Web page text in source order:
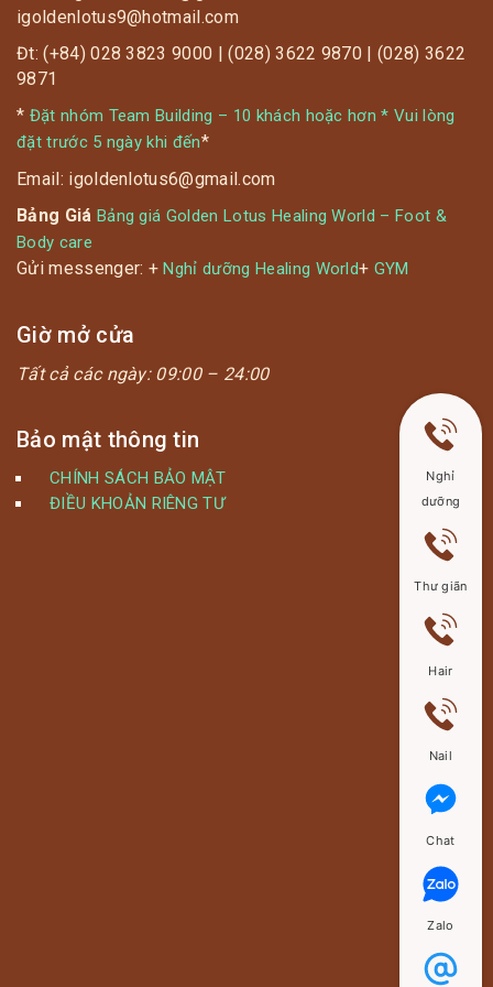
bang là phòng trong tiếng Hàn. Đây là hình thức tắm
xông hơi công cộng khá phổ biến với người dân xứ
kim chi và cả du khách nước ngoài.
igoldenlotus9@hotmail.com
Đt: (+84) 028 3823 9000 | (028) 3622 9870 | (028) 3622
9871
* Đặt nhóm Team Building – 10 khách hoặc hơn * Vui lòng
đặt trước 5 ngày khi đến*
Email: igoldenlotus6@gmail.com
Bảng Giá Bảng giá Golden Lotus Healing World – Foot &
Body care
Gửi messenger: +Nghỉ dưỡng Healing World+ GYM
Giờ mở cửa
Tất cả các ngày: 09:00 – 24:00
Bảo mật thông tin
CHÍNH SÁCH BẢO MẬT
ĐIỀU KHOẢN RIÊNG TƯ
Nghỉ
dưỡng
Thư giãn
Hair
Nail
Chat
Zalo